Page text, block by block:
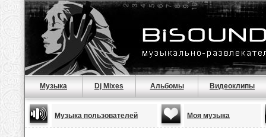
Музыка Dj Mixes Альбомы Видеоклипы
Музыка пользователей Моя музыка